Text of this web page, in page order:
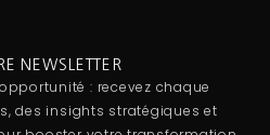
NEWSLETTER
: recevez chaque
des insights stratégiques et